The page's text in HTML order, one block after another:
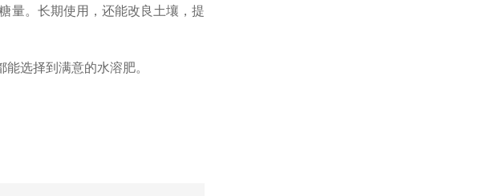
量。长期使用，还能改良土壤，提
选择到满意的水溶肥。